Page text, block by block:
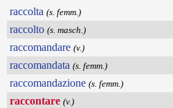
raccolta (s. femm.)
raccolto (s. masch.)
raccomandare (v.)
raccomandata (s. femm.)
raccomandazione (s. femm.)
raccontare (v.)